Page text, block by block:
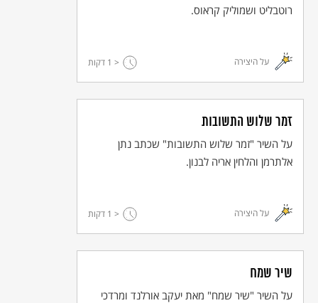
רוטבליט ושמוליק קראוס.
על היצירה < 1 דקות
זמר שלוש התשובות
על השיר "זמר שלוש התשובות" שכתב נתן
אלתרמן והלחין אריה לבנון.
על היצירה < 1 דקות
שיר שמח
על השיר "שיר שמח" מאת יעקב אורלנד ומרדכי